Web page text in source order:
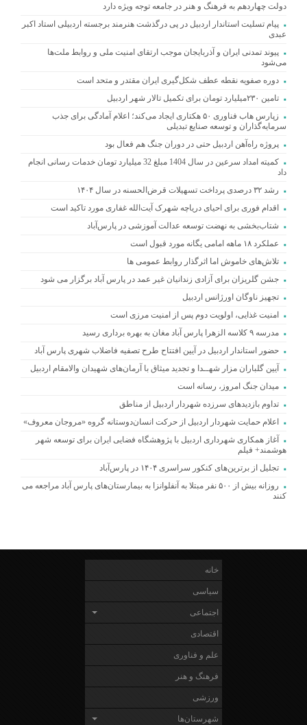
دولت چهاردهم به فرهنگ و هنر در جامعه توجه ویژه دارد
پیام تسلیت استاندار اردبیل در پی درگذشت هنرمند برجسته اردبیلی استاد اکبر
عبدی
پیوند تمدنی ایران و آذربایجان موجب ارتقای امنیت ملی و روابط ملت‌ها
می‌شود
دوره صفویه نقطه عطف شکل‌گیری ایران مقتدر و متحد است
تامین ۲۳۰میلیارد تومان برای تکمیل تالار شهر اردبیل
زپارس هاب فناوری ۵۰ هکتاری ایجاد می‌کند؛ اعلام آمادگی برای جذب
سرمایه‌گذاران و توسعه صنایع تبدیلی
پروژه راه‌آهن اردبیل حتی در دوران جنگ هم فعال بود
کمیته امداد سرعین در سال 1404 مبلغ 32 میلیارد تومان خدمات رسانی انجام
داد
رشد ۳۲ درصدی پرداخت تسهیلات قرض‌الحسنه در سال ۱۴۰۴
اقدام فوری برای احیای دریاچه شهرک آیت‌الله غفاری مورد تاکید است
شتاب‌بخشی به نهضت توسعه عدالت آموزشی در پارس‌آباد
عملکرد ۱۸ ماهه امامی یگانه مورد قبول است
تلاش‌های خاموش اما اثرگذار روابط عمومی ها
جشن گلریزان برای آزادی زندانیان غیر عمد در پارس آباد برگزار می شود
تجهیز ناوگان اورژانس اردبیل
امنیت غذایی، اولویت دوم پس از امنیت مرزی است
مدرسه ۹ کلاسه الزهرا پارس آباد مغان به بهره برداری رسید
حضور استاندار اردبیل در آیین افتتاح طرح تصفیه فاضلاب شهری پارس آباد
آیین گلباران مزار شهــدا و تجدید میثاق با آرمان‌های شهیدان والامقام اردبیل
میدان جنگ امروز، رسانه است
تداوم بازدیدهای سرزده شهردار اردبیل از مناطق
اعلام حمایت شهردار اردبیل از حرکت انسان‌دوستانه گروه «مروجان معروف»
آغاز همکاری شهرداری اردبیل با پژوهشگاه فضایی ایران برای توسعه شهر
هوشمند+ فیلم
تجلیل از برترین‌های کنکور سراسری ۱۴۰۴ در پارس‌آباد
روزانه بیش از ۵۰۰ نفر مبتلا به آنفلوانزا به بیمارستان‌های پارس آباد مراجعه می
کنند
خانه
سیاسی
اجتماعی
اقتصادی
علم و فناوری
فرهنگ و هنر
ورزشی
شهرستان‌ها